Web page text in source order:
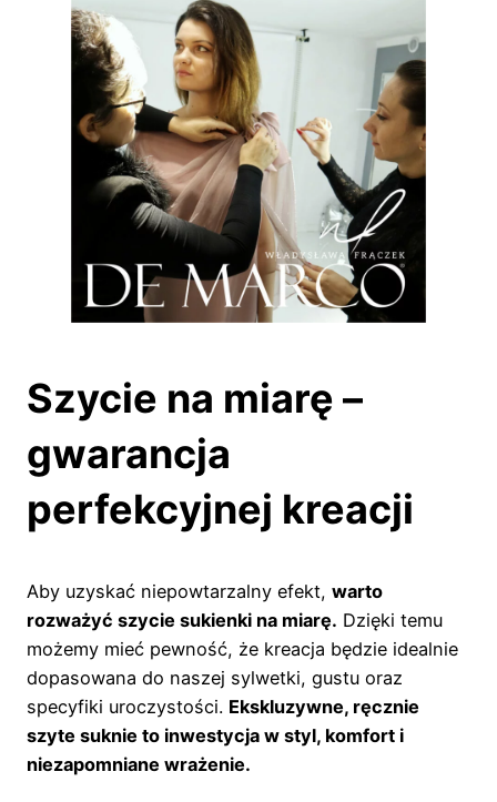
Szycie na miarę –
gwarancja
perfekcyjnej kreacji
Aby uzyskać niepowtarzalny efekt, warto
rozważyć szycie sukienki na miarę. Dzięki temu
możemy mieć pewność, że kreacja będzie idealnie
dopasowana do naszej sylwetki, gustu oraz
specyfiki uroczystości. Ekskluzywne, ręcznie
szyte suknie to inwestycja w styl, komfort i
niezapomniane wrażenie.